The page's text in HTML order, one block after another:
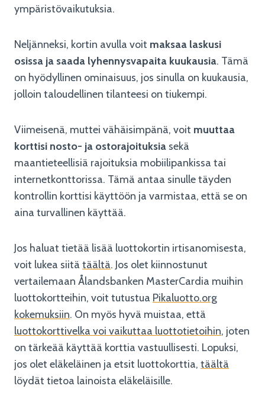
ympäristövaikutuksia.
Neljänneksi, kortin avulla voit maksaa laskusi
osissa ja saada lyhennysvapaita kuukausia. Tämä
on hyödyllinen ominaisuus, jos sinulla on kuukausia,
jolloin taloudellinen tilanteesi on tiukempi.
Viimeisenä, muttei vähäisimpänä, voit muuttaa
korttisi nosto- ja ostorajoituksia sekä
maantieteellisiä rajoituksia mobiilipankissa tai
internetkonttorissa. Tämä antaa sinulle täyden
kontrollin korttisi käyttöön ja varmistaa, että se on
aina turvallinen käyttää.
Jos haluat tietää lisää luottokortin irtisanomisesta,
voit lukea siitä täältä. Jos olet kiinnostunut
vertailemaan Ålandsbanken MasterCardia muihin
luottokortteihin, voit tutustua Pikaluotto.org
kokemuksiin. On myös hyvä muistaa, että
luottokorttivelka voi vaikuttaa luottotietoihin, joten
on tärkeää käyttää korttia vastuullisesti. Lopuksi,
jos olet eläkeläinen ja etsit luottokorttia, täältä
löydät tietoa lainoista eläkeläisille.